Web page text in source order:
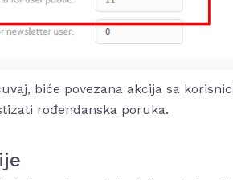
biće povezana akcija sa
rođendanska poruka.